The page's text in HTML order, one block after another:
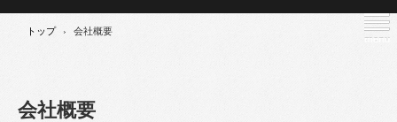
トップ › 会社概要
会社概要